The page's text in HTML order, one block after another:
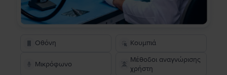
Οθόνη Κουμπιά
Μικρόφωνο
Μέθοδοι αναγνώρισης
χρήστη